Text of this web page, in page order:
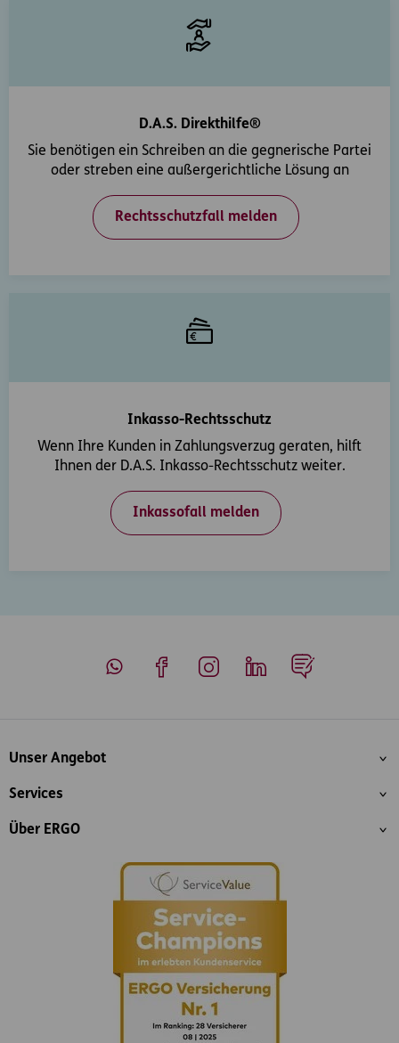
D.A.S. Direkthilfe®
Sie benötigen ein Schreiben an die gegnerische Partei
oder streben eine außergerichtliche Lösung an
Rechtsschutzfall melden
Inkasso-Rechtsschutz
Wenn Ihre Kunden in Zahlungsverzug geraten, hilft
Ihnen der D.A.S. Inkasso-Rechtsschutz weiter.
Inkassofall melden
Inhaltsübersicht
Unser Angebot
Services
Über ERGO